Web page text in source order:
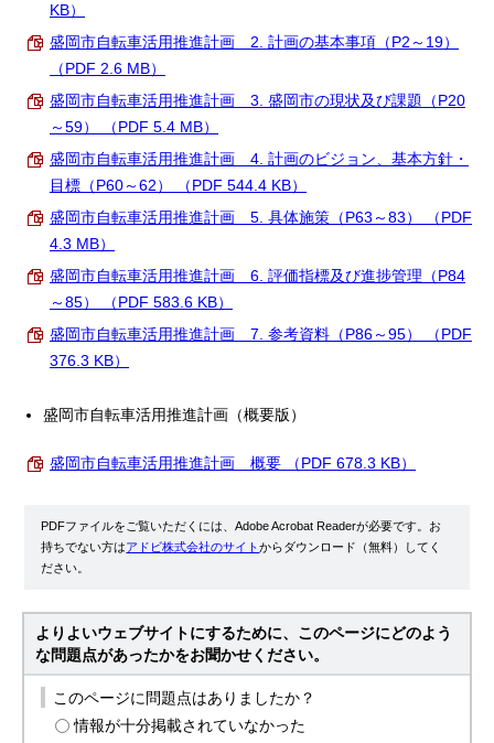
KB）
盛岡市自転車活用推進計画 2. 計画の基本事項（P2～19）
（PDF 2.6 MB）
盛岡市自転車活用推進計画 3. 盛岡市の現状及び課題（P20
～59） （PDF 5.4 MB）
盛岡市自転車活用推進計画 4. 計画のビジョン、基本方針・
目標（P60～62） （PDF 544.4 KB）
盛岡市自転車活用推進計画 5. 具体施策（P63～83） （PDF
4.3 MB）
盛岡市自転車活用推進計画 6. 評価指標及び進捗管理（P84
～85） （PDF 583.6 KB）
盛岡市自転車活用推進計画 7. 参考資料（P86～95） （PDF
376.3 KB）
盛岡市自転車活用推進計画（概要版）
盛岡市自転車活用推進計画 概要 （PDF 678.3 KB）
PDFファイルをご覧いただくには、Adobe Acrobat Readerが必要です。お
持ちでない方はアドビ株式会社のサイトからダウンロード（無料）してく
ださい。
よりよいウェブサイトにするために、このページにどのよう
な問題点があったかをお聞かせください。
このページに問題点はありましたか？
情報が十分掲載されていなかった